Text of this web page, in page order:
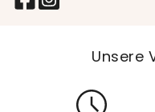
Unsere